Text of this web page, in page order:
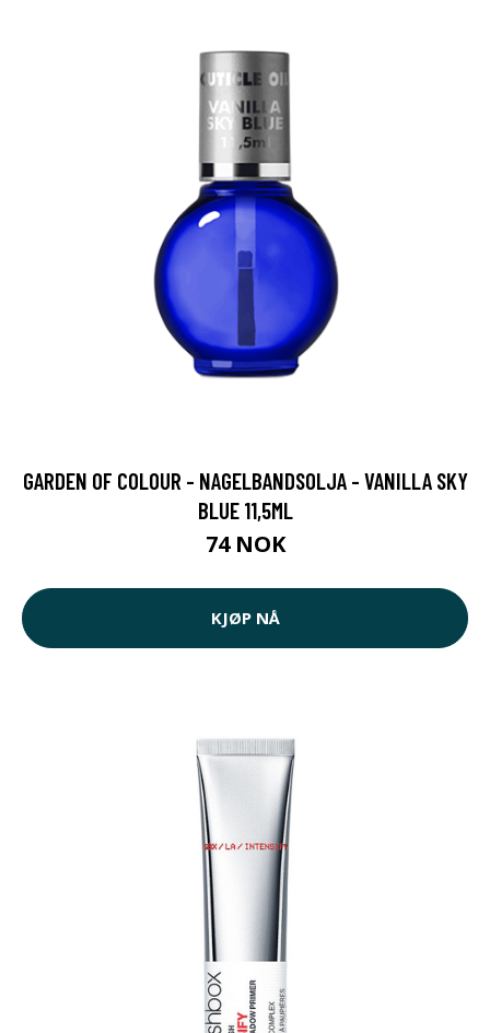
GARDEN OF COLOUR - NAGELBANDSOLJA - VANILLA SKY
BLUE 11,5ML
74 NOK
KJØP NÅ